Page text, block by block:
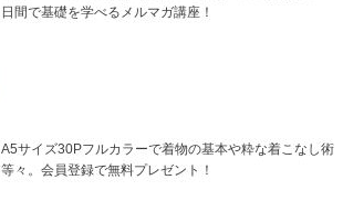
日間で基礎を学べるメルマガ講座！
A5サイズ30Pフルカラーで着物の基本や粋な着こなし術
等々。会員登録で無料プレゼント！